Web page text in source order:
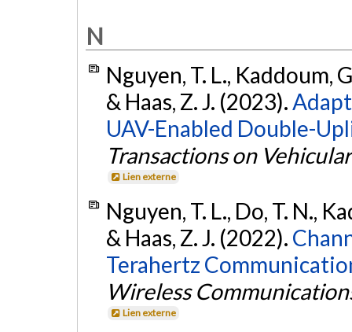
N
Nguyen, T. L., Kaddoum,
& Haas, Z. J. (2023).
UAV-Enabled Double-
Transactions on
Lien externe
Nguyen, T. L., Do, T. N.,
& Haas, Z. J. (2022).
Terahertz
Wireless
Lien externe